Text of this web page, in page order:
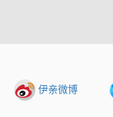
伊亲微博